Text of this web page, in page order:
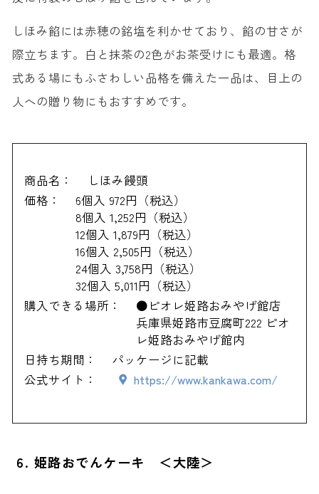
しほみ餡には赤穂の銘塩を利かせており、餡の甘さが
際立ちます。白と抹茶の2色がお茶受けにも最適。格
式ある場にもふさわしい品格を備えた一品は、目上の
人への贈り物にもおすすめです。
商品名：
しほみ饅頭
価格：
6個入 972円（税込）
8個入 1,252円（税込）
12個入 1,879円（税込）
16個入 2,505円（税込）
24個入 3,758円（税込）
32個入 5,011円（税込）
購入できる場所：
●ピオレ姫路おみやげ館店
兵庫県姫路市豆腐町222 ピオ
レ姫路おみやげ館内
日持ち期間：
パッケージに記載
公式サイト：
https://www.kankawa.com/
6. 姫路おでんケーキ ＜大陸＞